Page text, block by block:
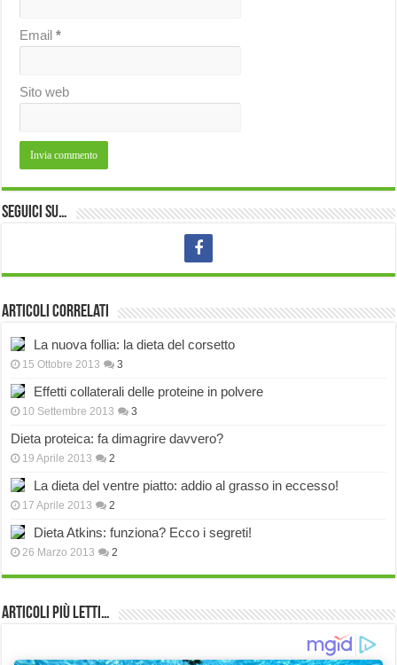
Email*
Sito web
Seguici su…
Articoli correlati
La nuova follia: la dieta del corsetto
15 Ottobre 2013 3
Effetti collaterali delle proteine in polvere
10 Settembre 2013 3
Dieta proteica: fa dimagrire davvero?
19 Aprile 2013 2
La dieta del ventre piatto: addio al grasso in eccesso!
17 Aprile 2013 2
Dieta Atkins: funziona? Ecco i segreti!
26 Marzo 2013 2
Articoli più Letti…